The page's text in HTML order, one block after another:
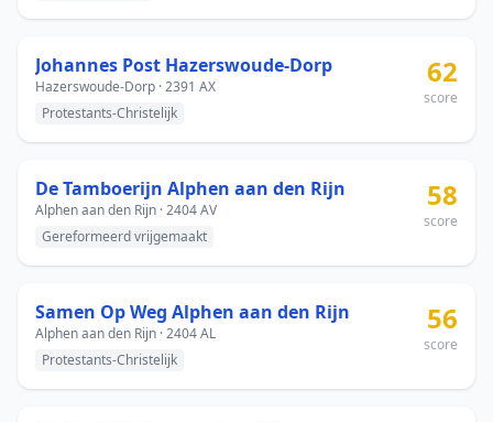
Johannes Post Hazerswoude-Dorp
Hazerswoude-Dorp · 2391 AX
Protestants-Christelijk
62
score
De Tamboerijn Alphen aan den Rijn
Alphen aan den Rijn · 2404 AV
Gereformeerd vrijgemaakt
58
score
Samen Op Weg Alphen aan den Rijn
Alphen aan den Rijn · 2404 AL
Protestants-Christelijk
56
score